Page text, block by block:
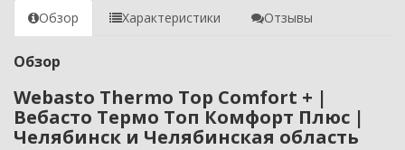
Обзор
Характеристики Отзывы
Обзор
Webasto Thermo Top Comfort + |
Вебасто Термо Топ Комфорт Плюс |
Челябинск и Челябинская область